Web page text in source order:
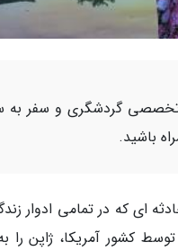
گردشگری و سفر به
باشید.
ای که در تمامی ادوار
کشور آمریکا، ژاپن را